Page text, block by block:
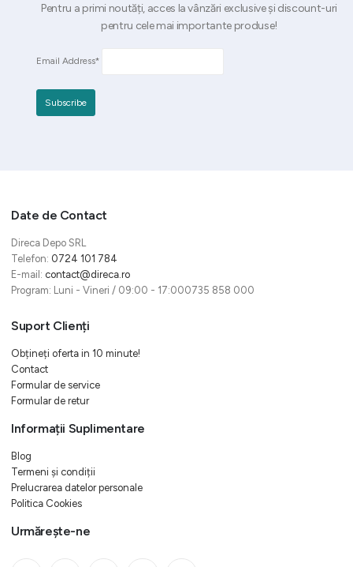
Pentru a primi noutăți, acces la vânzări exclusive și discount-uri
pentru cele mai importante produse!
Email Address*
Date de Contact
Direca Depo SRL
Telefon: 0724 101 784
E-mail: contact@direca.ro
Program: Luni - Vineri / 09:00 - 17:000735 858 000
Suport Clienți
Obțineți oferta in 10 minute!
Contact
Formular de service
Formular de retur
Informații Suplimentare
Blog
Termeni și condiții
Prelucrarea datelor personale
Politica Cookies
Urmărește-ne